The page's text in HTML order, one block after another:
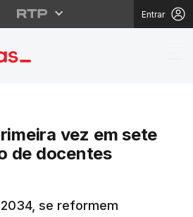
Entrar
primeira
vez em sete
de docentes
se reformem